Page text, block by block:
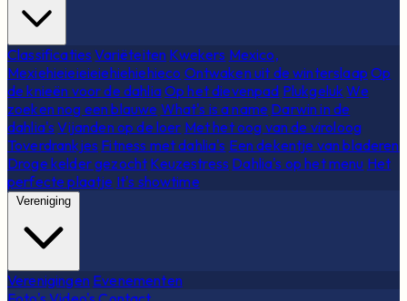
Classificaties Variëteiten Kwekers Mexico,
Mexiehieieieieiehiehiehieco Ontwaken uit de winterslaap Op
de knieën voor de dahliaOp het dievenpad Plukgeluk We
zoeken nog een blauwe What's is a name Darwin in de
dahlia's Vijanden op de loer Met het oog van de viroloog
Toverdrankjes Fitness met dahlia's Een dekentje van bladeren
Droge kelder gezocht Keuzestress Dahlia's op het menu Het
perfecte plaatje It's showtime
Vereniging
Verenigingen Evenementen